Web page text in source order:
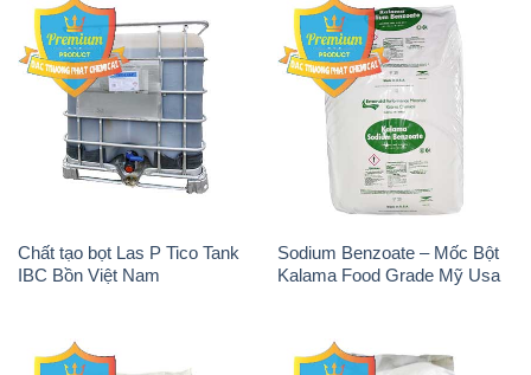
Chất tạo bọt Las P Tico Tank
IBC Bồn Việt Nam
Sodium Benzoate – Mốc Bột
Kalama Food Grade Mỹ Usa